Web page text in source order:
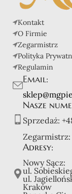
Kontakt
O Firmie
Zegarmistrz
Polityka
Regulamin
Email:
Nasze
Sprzedaż:
Zegarmistrz:
Adresy:
Nowy Sącz:
ul.
ul.
Kraków